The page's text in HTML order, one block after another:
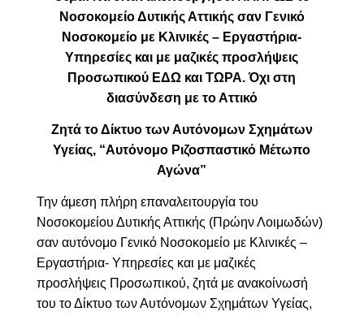
Νοσοκομείο Δυτικής Αττικής σαν Γενικό
Νοσοκομείο με Κλινικές – Εργαστήρια-
Υπηρεσίες και με μαζικές προσλήψεις
Προσωπικού ΕΔΩ και ΤΩΡΑ. Όχι στη
διασύνδεση με το Αττικό
Ζητά το Δίκτυο των Αυτόνομων Σχημάτων
Υγείας, “Αυτόνομο Ριζοσπαστικό Μέτωπο
Αγώνα”
Την άμεση πλήρη επαναλειτουργία του
Νοσοκομείου Δυτικής Αττικής (Πρώην Λοιμωδών)
σαν αυτόνομο Γενικό Νοσοκομείο με Κλινικές –
Εργαστήρια- Υπηρεσίες και με μαζικές
προσλήψεις Προσωπικού, ζητά με ανακοίνωσή
του το Δίκτυο των Αυτόνομων Σχημάτων Υγείας,